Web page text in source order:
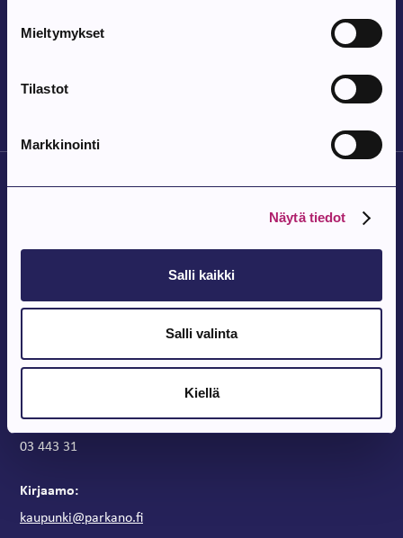
Mieltymykset
Tilastot
Markkinointi
Näytä tiedot
Salli kaikki
Salli valinta
Kiellä
Pohjois-Parkanon Maalaismarkkinat 35-
vuotta
Parkanontie 37
Arkipäivisin klo 9 – 15
Vaihde:
03 443 31
Kirjaamo:
kaupunki@parkano.fi